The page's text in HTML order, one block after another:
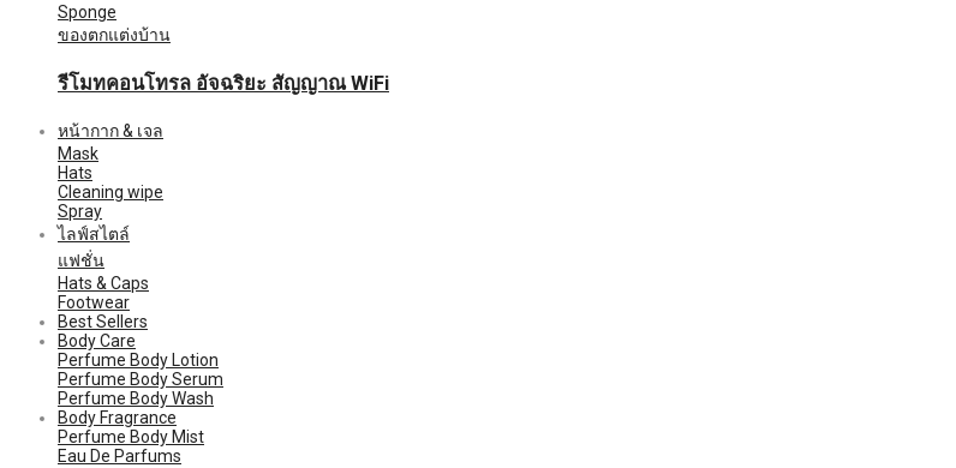
Sponge
ของตกแต่งบ้าน
รีโมทคอนโทรล อัจฉริยะ สัญญาณ WiFi
หน้ากาก & เจล
Mask
Hats
Cleaning wipe
Spray
ไลฟ์สไตล์
แฟชั่น
Hats & Caps
Footwear
Best Sellers
Body Care
Perfume Body Lotion
Perfume Body Serum
Perfume Body Wash
Body Fragrance
Perfume Body Mist
Eau De Parfums